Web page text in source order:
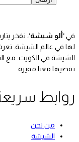
في ‘ألو شيشة‘، نفخر
لها في عالم الشيشة.
الشيشة في الكويت. مع
تقضيها معنا مميزة.
روابط
من نحن
الشيشة